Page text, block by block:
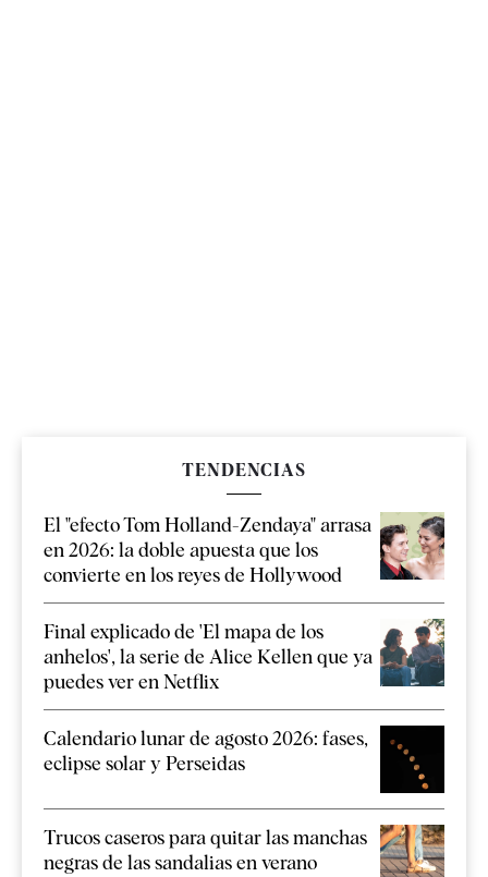
TENDENCIAS
El "efecto Tom Holland-Zendaya" arrasa
en 2026: la doble apuesta que los
convierte en los reyes de Hollywood
Final explicado de 'El mapa de los
anhelos', la serie de Alice Kellen que ya
puedes ver en Netflix
Calendario lunar de agosto 2026: fases,
eclipse solar y Perseidas
Trucos caseros para quitar las manchas
negras de las sandalias en verano